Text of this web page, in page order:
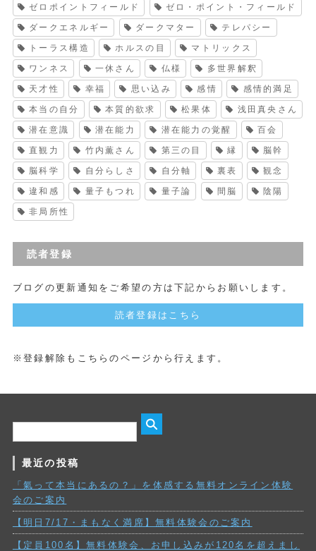
ゼロポイントフィールド ゼロ・ポイント・フィールド
ダークエネルギー ダークマター テレパシー
トーラス構造 ホルスの目 マトリックス
ワンネス 一休さん 仏様 多世界解釈
天才性 幸福 思い込み 感情 感情的満足
本当の自分 本質的欲求 松果体 浅田真央さん
潜在意識 潜在能力 潜在能力の覚醒 百会
直観力 竹内薫さん 第三の目 縁 脳幹
脳科学 自分らしさ 自分軸 裏表 観念
違和感 量子もつれ 量子論 間脳 陰陽
非局所性
読者登録
ブログの更新通知をご希望の方は下記からお願いします。
読者登録はこちら
※登録解除もこちらのページから行えます。
最近の投稿
「氣って本当にあるの？」を体感する無料オンライン体験
会のご案内
【明日7/17・まもなく満席】無料体験会のご案内
【定員100名】無料体験会、お申し込みが120名を超えまし